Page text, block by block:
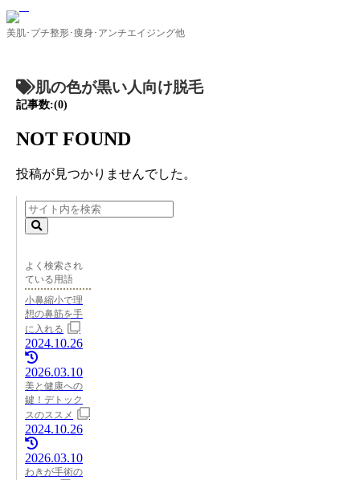
美肌･プチ整形･痩身･アンチエイジング他
肌の色が黒い人向け脱毛
記事数:(0)
NOT FOUND
投稿が見つかりませんでした。
よく検索され
ている用語
小鼻縮小で理
想の鼻筋を手
に入れる
2024.10.26
2026.03.10
美と健康への
鍵！デトック
スのススメ
2024.10.26
2026.03.10
わきが手術の